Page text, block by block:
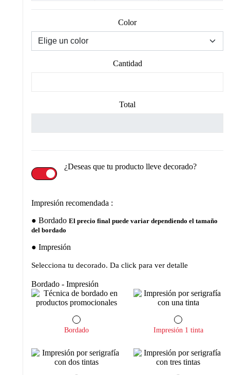
Color
Cantidad
Total
¿Deseas que tu producto lleve decorado?
Impresión recomendada :
BordadoEl precio final puede variar dependiendo el tamaño
del bordado
Impresión
Selecciona tu decorado. Da click para ver detalle
Bordado - Impresión
Bordado Impresión 1 tinta